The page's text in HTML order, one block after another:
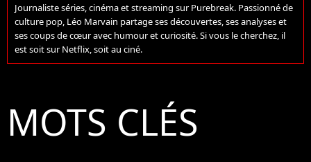
Journaliste séries, cinéma et streaming sur Purebreak. Passionné de
culture pop, Léo Marvain partage ses découvertes, ses analyses et
ses coups de cœur avec humour et curiosité. Si vous le cherchez, il
est soit sur Netflix, soit au ciné.
MOTS CLÉS